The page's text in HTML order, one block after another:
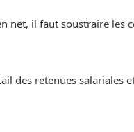
net, il faut soustraire les
des retenues salariales